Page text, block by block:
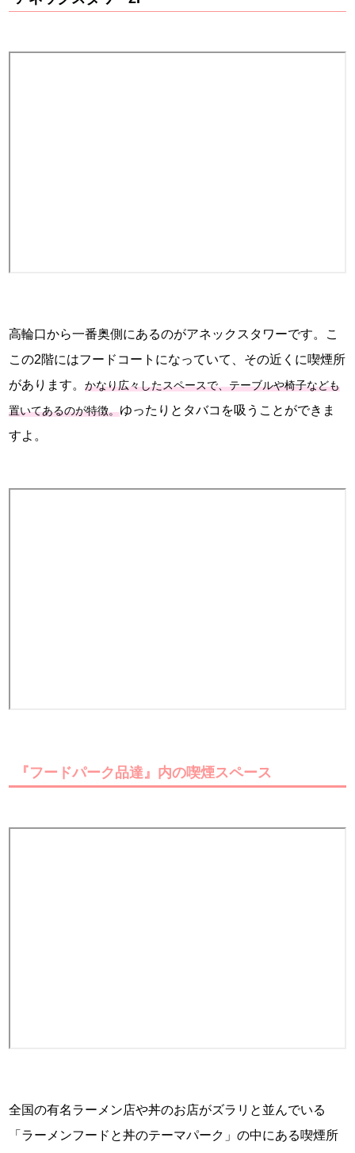
高輪口から一番奥側にあるのがアネックスタワーです。こ
この2階にはフードコートになっていて、その近くに喫煙所
があります。かなり広々したスペースで、テーブルや椅子なども
置いてあるのが特徴。ゆったりとタバコを吸うことができま
すよ。
『フードパーク品達』内の喫煙スペース
全国の有名ラーメン店や丼のお店がズラリと並んでいる
「ラーメンフードと丼のテーマパーク」の中にある喫煙所